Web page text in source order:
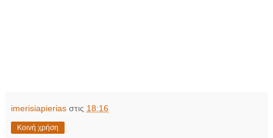
imerisiapierias στις 18:16
Κοινή χρήση